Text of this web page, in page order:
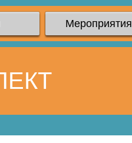
Мероприятия